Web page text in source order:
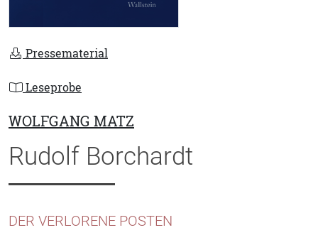
Pressematerial
Leseprobe
WOLFGANG MATZ
Rudolf Borchardt
DER VERLORENE POSTEN